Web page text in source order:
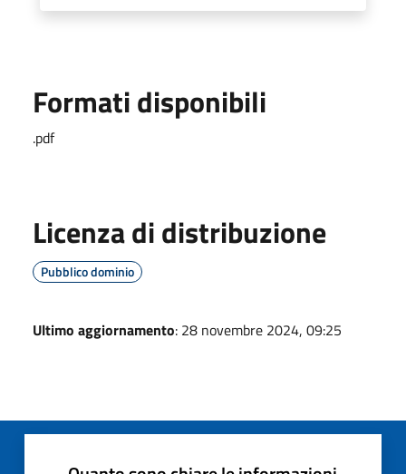
Formati disponibili
.pdf
Licenza di distribuzione
Pubblico dominio
Ultimo aggiornamento: 28 novembre 2024, 09:25